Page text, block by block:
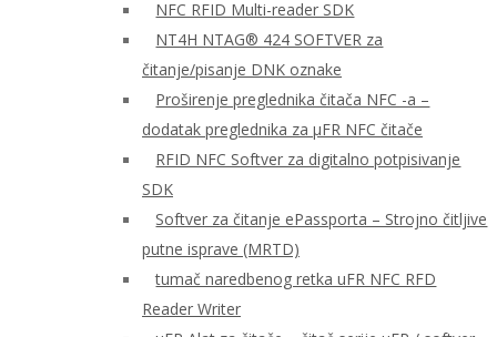
NFC RFID Multi-reader SDK
NT4H NTAG® 424 SOFTVER za
čitanje/pisanje DNK oznake
Proširenje preglednika čitača NFC -a –
dodatak preglednika za μFR NFC čitače
RFID NFC Softver za digitalno potpisivanje
SDK
Softver za čitanje ePassporta – Strojno čitljive
putne isprave (MRTD)
tumač naredbenog retka uFR NFC RFD
Reader Writer